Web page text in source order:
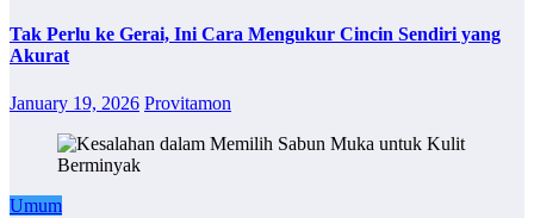
Tak Perlu ke Gerai, Ini Cara Mengukur Cincin Sendiri yang
Akurat
January 19, 2026 Provitamon
Umum